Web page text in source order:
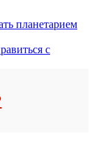
планетарием
с